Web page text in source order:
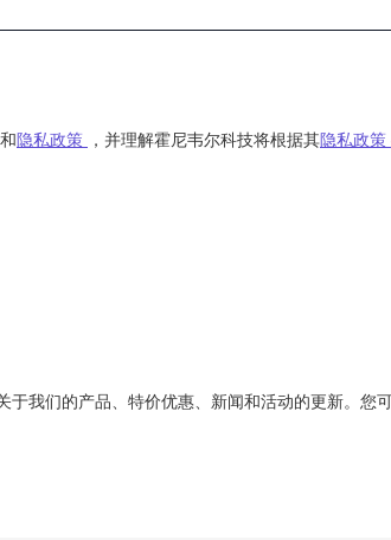
和隐私政策 ，并理解霍尼韦尔科技将根据其隐私政策
于我们的产品、特价优惠、新闻和活动的更新。您